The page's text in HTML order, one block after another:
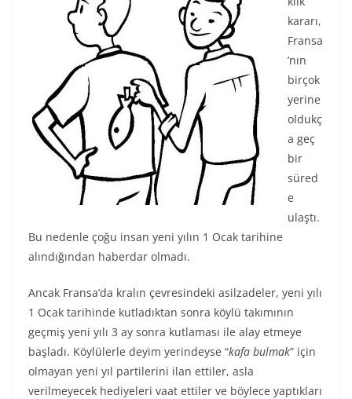
kararı,
Fransa
’nın
birçok
yerine
oldukç
a geç
bir
süred
e
ulaştı.
Bu nedenle çoğu insan yeni yılın 1 Ocak tarihine
alındığından haberdar olmadı.
Ancak Fransa’da kralın çevresindeki asilzadeler, yeni yılı
1 Ocak tarihinde kutladıktan sonra köylü takımının
geçmiş yeni yılı 3 ay sonra kutlaması ile alay etmeye
başladı. Köylülerle deyim yerindeyse “kafa bulmak” için
olmayan yeni yıl partilerini ilan ettiler, asla
verilmeyecek hediyeleri vaat ettiler ve böylece yaptıkları